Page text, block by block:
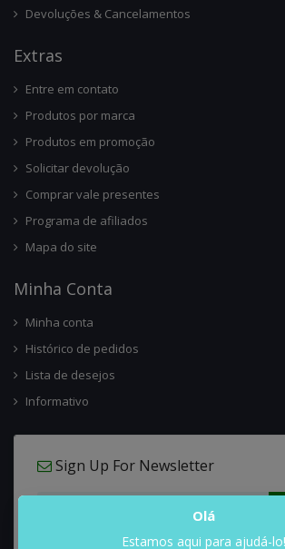
Devoluções & Cancelamentos
ExtRas
Entre em contato
Produtos por marca
Produtos em promoção
Solicitar devolução
Comprar vale presentes
Programa de afiliados
Mapa do site
Minha Conta
Minha conta
Histórico de pedidos
Lista de desejos
Informativo
Sign Up For Newsletter
Olá
Estamos aqui para ajudá-lo!